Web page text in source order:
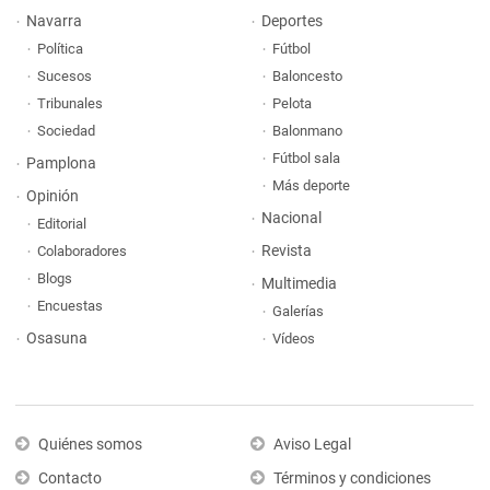
Navarra
Política
Sucesos
Tribunales
Sociedad
Pamplona
Opinión
Editorial
Colaboradores
Blogs
Encuestas
Osasuna
Deportes
Fútbol
Baloncesto
Pelota
Balonmano
Fútbol sala
Más deporte
Nacional
Revista
Multimedia
Galerías
Vídeos
Quiénes somos
Contacto
Aviso Legal
Términos y condiciones